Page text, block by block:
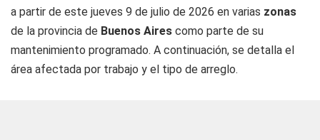
a partir de este jueves 9 de julio de 2026 en varias zonas
de la provincia de Buenos Aires como parte de su
mantenimiento programado. A continuación, se detalla el
área afectada por trabajo y el tipo de arreglo.